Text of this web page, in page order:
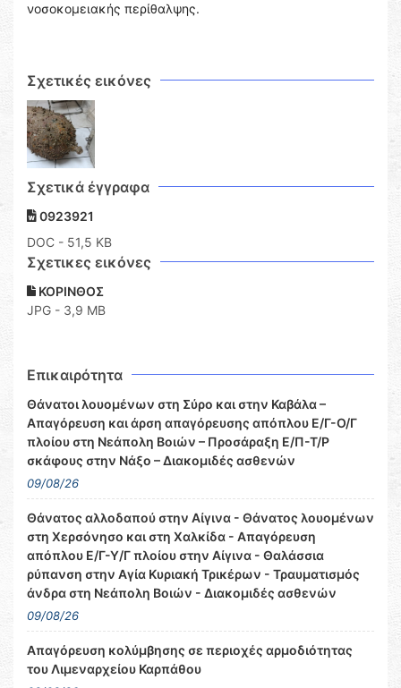
νοσοκομειακής περίθαλψης.
Σχετικές εικόνες
Σχετικά έγγραφα
0923921
DOC - 51,5 KB
Σχετικες εικόνες
ΚΟΡΙΝΘΟΣ
JPG - 3,9 MB
Επικαιρότητα
Θάνατοι λουομένων στη Σύρο και στην Καβάλα –
Απαγόρευση και άρση απαγόρευσης απόπλου Ε/Γ-Ο/Γ
πλοίου στη Νεάπολη Βοιών – Προσάραξη Ε/Π-Τ/Ρ
σκάφους στην Νάξο – Διακομιδές ασθενών
09/08/26
Θάνατος αλλοδαπού στην Αίγινα - Θάνατος λουομένων
στη Χερσόνησο και στη Χαλκίδα - Απαγόρευση
απόπλου Ε/Γ-Υ/Γ πλοίου στην Αίγινα - Θαλάσσια
ρύπανση στην Αγία Κυριακή Τρικέρων - Τραυματισμός
άνδρα στη Νεάπολη Βοιών - Διακομιδές ασθενών
09/08/26
Απαγόρευση κολύμβησης σε περιοχές αρμοδιότητας
του Λιμεναρχείου Καρπάθου